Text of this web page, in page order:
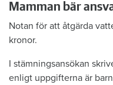
Mamman bär
Notan för att åtgärda
kronor.
I stämningsansökan
enligt uppgifterna är